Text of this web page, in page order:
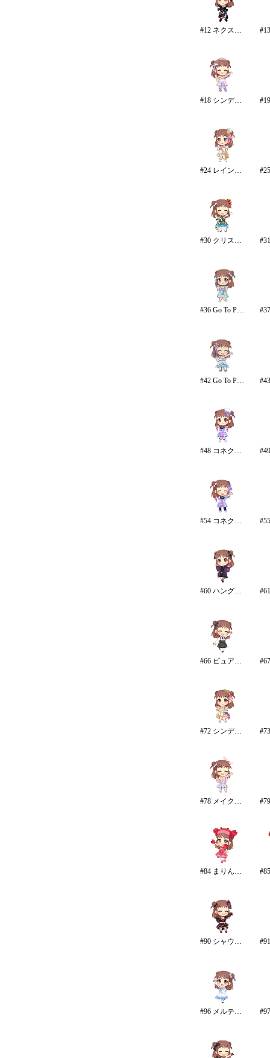
#12 ネクスト・フロンティア
#18 シンデレラドリーム
#24 レインボー・カラーズ
#30 クリスタルナイトパーティ
#36 Go To Paradise
#42 Go To Paradise/リゾート
#48 コネクテッド・パラレル
#54 コネクテッド・パラレル/パンツ
#60 ハングリー・デザイア
#66 ピュア・クレイドル
#72 シンデレラ・コレクション
#78 メイク・マイ・トレンド
#84 まりん・ふぁんたじー
#90 シャウトアウト・ラヴ
#96 メルティ・ミー